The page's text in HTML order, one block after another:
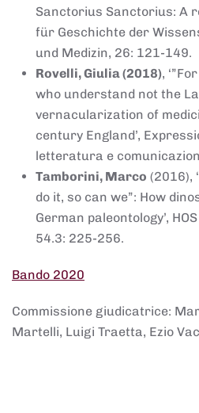
Sanctorius Sanctorius: A
für Geschichte der
und Medizin, 26: 121-149.
Rovelli, Giulia (2018),
who understand not the
vernacularization of
century England’,
letteratura e
Tamborini, Marco (2016),
do it, so can we”: How
German paleontology’,
54.3: 225-256.
Bando 2020
Commissione giudicatrice:
Martelli, Luigi Traetta, Ezio